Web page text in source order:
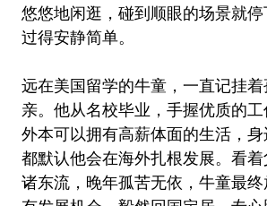
悠悠地闲逛，碰到顺眼的场景就
过得安静简单。
远在美国留学的牛童，一直记挂
亲。他从名校毕业，手握优质的
外本可以拥有高薪体面的生活，
都默认他会在海外扎根发展。看
诸东流，晚年孤苦无依，牛童最